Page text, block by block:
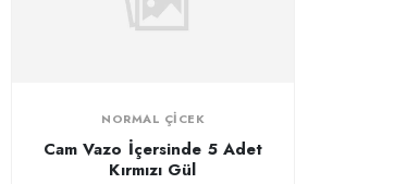
NORMAL ÇICEK
Cam Vazo İçersinde 5 Adet
Kırmızı Gül